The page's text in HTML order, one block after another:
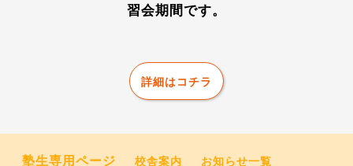
習会期間です。
詳細はコチラ
塾生専用ページ 校舎案内 お知らせ一覧